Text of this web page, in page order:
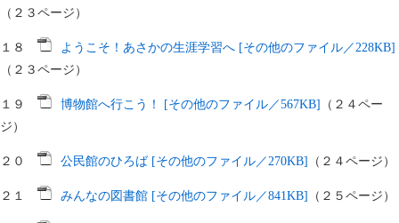
（２３ページ）
１８
ようこそ！あさかの生涯学習へ [その他のファイル／228KB]
（２３ページ）
１９ 博物館へ行こう！ [その他のファイル／567KB]
（２４ペー
ジ）
２０ 公民館のひろば [その他のファイル／270KB] （２４ページ）
２１ みんなの図書館 [その他のファイル／841KB] （２５ページ）